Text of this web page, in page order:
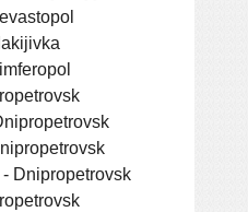
Dnipropetrovsk